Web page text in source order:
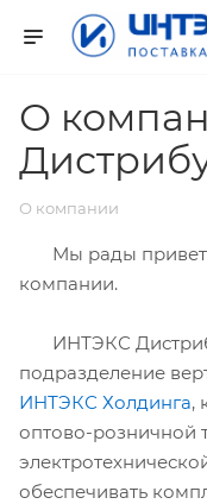
О
О компании
Мы рады
компании.
ИНТЭКС
подразделение
ИНТЭКС Холдинга,
оптово-розничной
обеспечивать